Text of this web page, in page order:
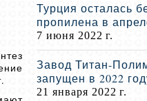
Турция осталась
пропилена в
7 июня 2022 г.
Завод Титан-
запущен в 2022
21 января 2022 г.